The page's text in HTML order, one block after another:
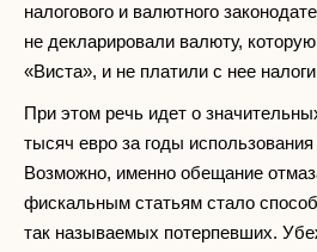
налогового и валютного
не декларировали валюту,
«Виста», и не платили с нее
При этом речь идет о
тысяч евро за годы
Возможно, именно обещание
фискальным статьям стало
так называемых потерпевших.